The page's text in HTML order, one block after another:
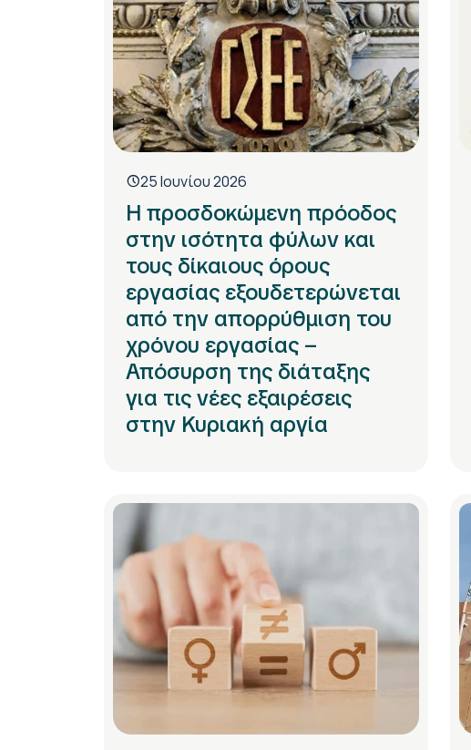
25 Ιουνίου 2026
Η προσδοκώμενη πρόοδος
στην ισότητα φύλων και
τους δίκαιους όρους
εργασίας εξουδετερώνεται
από την απορρύθμιση του
χρόνου εργασίας –
Απόσυρση της διάταξης
για τις νέες εξαιρέσεις
στην Κυριακή αργία